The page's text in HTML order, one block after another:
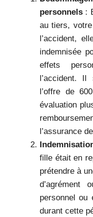
personnels :
au tiers,
l’accident,
indemnisée
effets
l’accident. Il
l’offre de
évaluation
l’assurance
fille était en
prétendre à
d’agrément
personnel ou
durant cette